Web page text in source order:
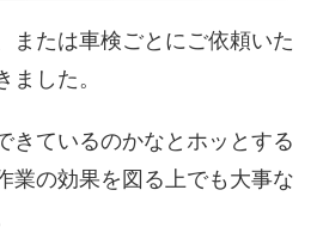
または車検ごとにご依頼いた
した。
きているのかなとホッとする
業の効果を図る上でも大事な